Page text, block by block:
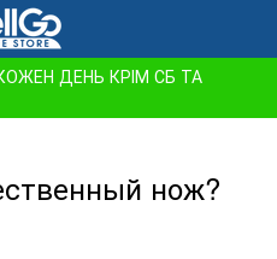
ДЕНЬ КРІМ СБ ТА
нож?